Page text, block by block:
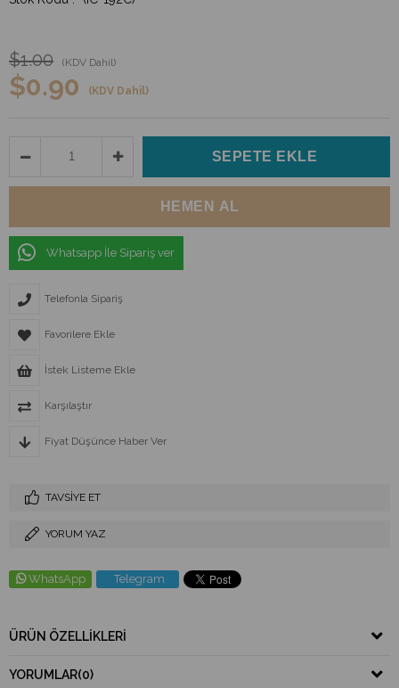
$1.00 (KDV Dahil)
$0.90 (KDV Dahil)
Whatsapp İle Sipariş ver
Telefonla Sipariş
Favorilere Ekle
İstek Listeme Ekle
Karşılaştır
Fiyat Düşünce Haber Ver
TAVSIYE ET
YORUM YAZ
WhatsApp Telegram
ÜRÜN ÖZELLIKLERI
YORUMLAR(0)